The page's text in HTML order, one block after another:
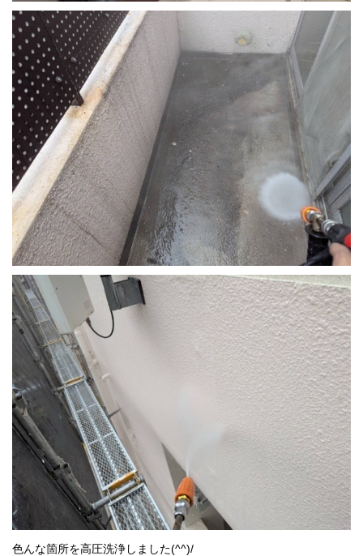
色んな箇所を高圧洗浄しました(^^)/